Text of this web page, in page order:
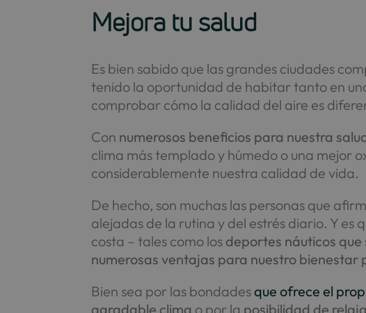
Mejora tu salud
Es bien sabido que las grandes ciudades
tenido la oportunidad de habitar tanto en
comprobar cómo la calidad del aire es
Con numerosos beneficios para nuestra
clima más templado y húmedo o una mejor
considerablemente nuestra calidad de vida.
De hecho, son muchas las personas que
alejadas de la rutina y del estrés diario. Y es
costa – tales como los deportes náuticos que
numerosas ventajas para nuestro bienestar
Bien sea por las bondadesque ofrece el
agradable clima o por la posibilidad de